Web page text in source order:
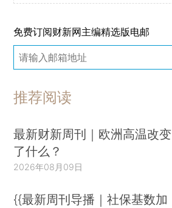
免费订阅财新网主编精选版电邮
推荐阅读
最新财新周刊｜欧洲高温改变
了什么？
2026年08月09日
{{最新周刊导播｜社保基数加